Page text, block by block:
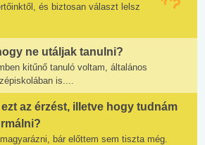
és biztosan választ lelsz
ne utáljak tanulni?
kitűnő tanuló voltam, általános
is....
az érzést, illetve hogy tudnám
bár előttem sem tiszta még.